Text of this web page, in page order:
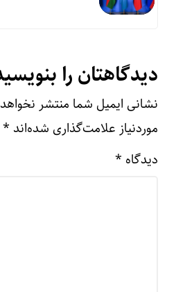
دیدگاهتان را
نشانی ایمیل شما منتشر
موردنیاز علامت‌گذاری شده‌اند *
دیدگاه *